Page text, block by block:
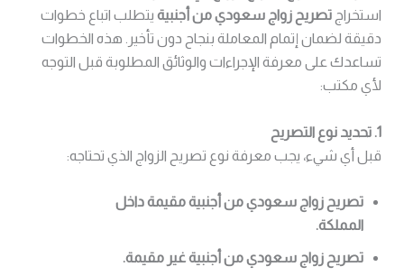
استخراج تصريح زواج سعودي من أجنبيةيتطلب اتباع خطوات
دقيقة لضمان إتمام المعاملة بنجاح دون تأخير. هذه الخطوات
تساعدك على معرفة الإجراءات والوثائق المطلوبة قبل التوجه
لأي مكتب:
1. تحديد نوع التصريح
قبل أي شيء، يجب معرفة نوع تصريح الزواج الذي تحتاجه:
تصريح زواج سعودي من أجنبية مقيمة داخل
المملكة.
تصريح زواج سعودي من أجنبية غير مقيمة.